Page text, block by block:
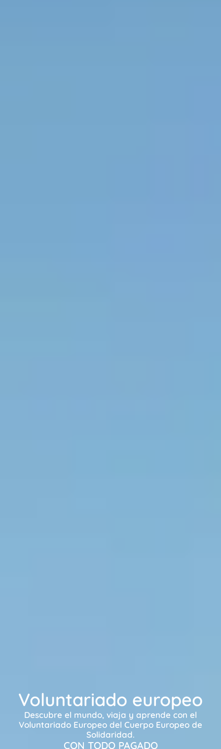
Voluntariado europeo
Descubre el mundo, viaja y aprende con el
Voluntariado Europeo del Cuerpo Europeo de
Solidaridad.
CON TODO PAGADO